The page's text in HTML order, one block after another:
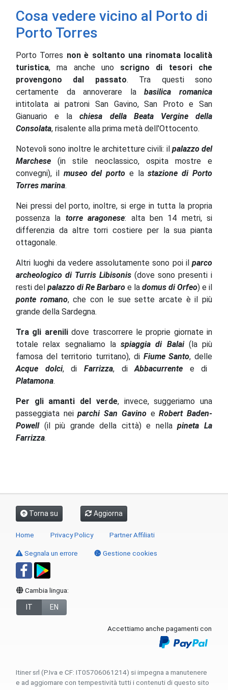
Cosa vedere vicino al Porto di
Porto Torres
Porto Torres non è soltanto una rinomata località
turistica, ma anche uno scrigno di tesori che
provengono dal passato. Tra questi sono
certamente da annoverare labasilica romanica
intitolata ai patroni San Gavino, San Proto e San
Gianuario e lachiesa della Beata Vergine della
Consolata, risalente alla prima metà dell'Ottocento.
Notevoli sono inoltre le architetture civili: il palazzo del
Marchese (in stile neoclassico, ospita mostre e
convegni), il
museo del porto e lastazione di Porto
Torres marina.
Nei pressi del porto, inoltre, si erge in tutta la propria
possenza la torre aragonese: alta ben 14 metri, si
differenzia da altre torri costiere per la sua pianta
ottagonale.
Altri luoghi da vedere assolutamente sono poi il parco
archeologico di Turris Libisonis (dove sono presenti i
resti del palazzo di Re Barbaro e la domus di Orfeo) e il
ponte romano, che con le sue sette arcate è il più
grande della Sardegna.
Tra gli arenilidove trascorrere le proprie giornate in
totale relax segnaliamo la spiaggia di Balai(la più
famosa del territorio turritano), diFiume Santo, delle
Acque dolci, di Farrizza, diAbbacurrente e di
Platamona.
Per gli amanti del verde, invece, suggeriamo una
passeggiata neiparchi San GavinoeRobert Baden-
Powell (il più grande della città) e nellapineta La
Farrizza.
Torna su Aggiorna
Home Privacy Policy Partner Affiliati
Segnala un errore Gestione cookies
Cambia lingua:
IT EN
Accettiamo anche pagamenti con
Itiner srl (P.Iva e CF: IT05706061214) si impegna a manutenere
e ad aggiornare con tempestività tutti i contenuti di questo sito